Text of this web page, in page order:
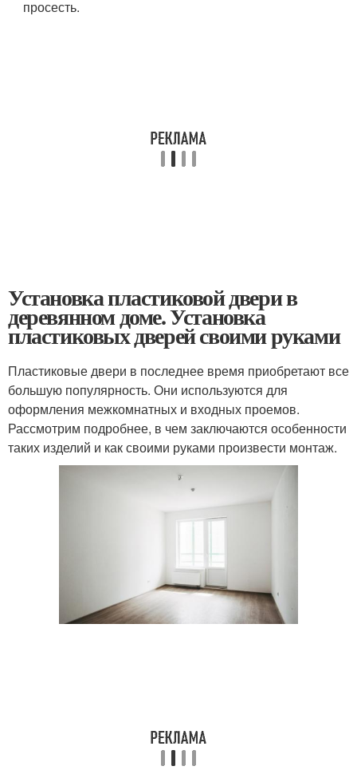
просесть.
Установка пластиковой двери в
деревянном доме. Установка
пластиковых дверей своими руками
Пластиковые двери в последнее время приобретают все
большую популярность. Они используются для
оформления межкомнатных и входных проемов.
Рассмотрим подробнее, в чем заключаются особенности
таких изделий и как своими руками произвести монтаж.